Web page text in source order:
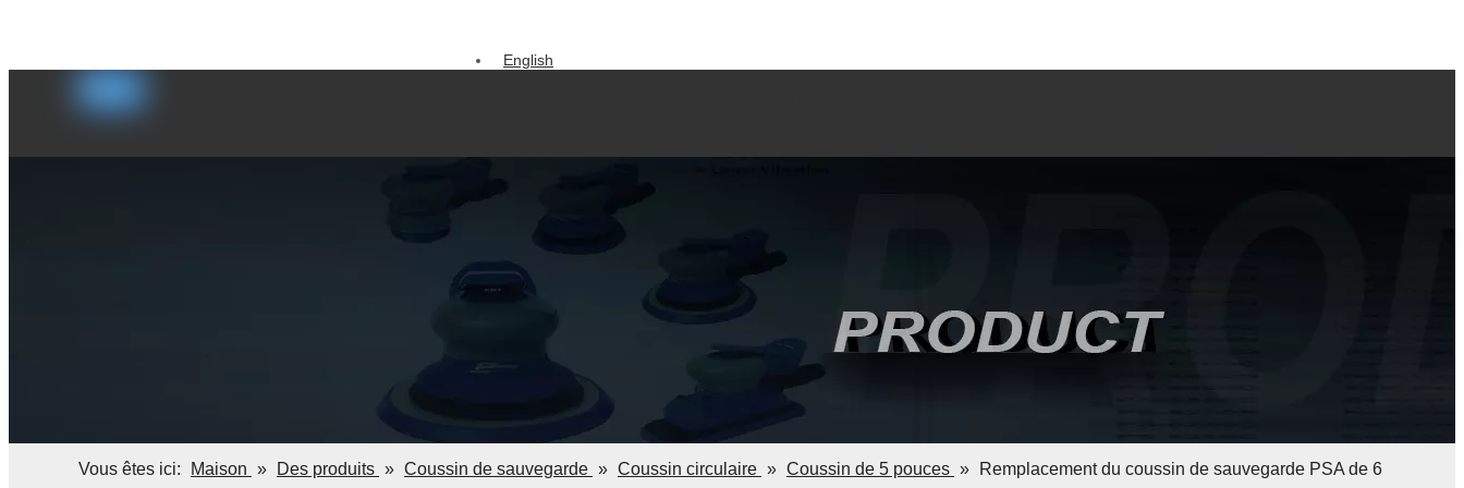
English
Italiano
Vous êtes ici: Maison » Des produits » Coussin de sauvegarde » Coussin circulaire » Coussin de 5 pouces »
Remplacement du coussin de sauvegarde PSA de 6